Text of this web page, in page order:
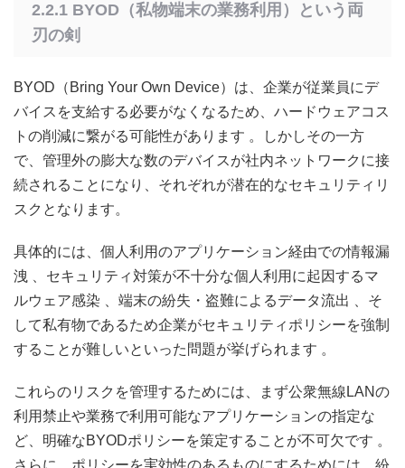
2.2.1 BYOD（私物端末の業務利用）という両
刃の剣
BYOD（Bring Your Own Device）は、企業が従業員にデ
バイスを支給する必要がなくなるため、ハードウェアコス
トの削減に繋がる可能性があります 。しかしその一方
で、管理外の膨大な数のデバイスが社内ネットワークに接
続されることになり、それぞれが潜在的なセキュリティリ
スクとなります。
具体的には、個人利用のアプリケーション経由での情報漏
洩
、セキュリティ対策が不十分な個人利用に起因するマ
ルウェア感染
、端末の紛失・盗難によるデータ流出
、そ
して私有物であるため企業がセキュリティポリシーを強制
することが難しいといった問題が挙げられます 。
これらのリスクを管理するためには、まず公衆無線LANの
利用禁止や業務で利用可能なアプリケーションの指定な
ど、明確なBYODポリシーを策定することが不可欠です 。
さらに、ポリシーを実効性のあるものにするためには、紛